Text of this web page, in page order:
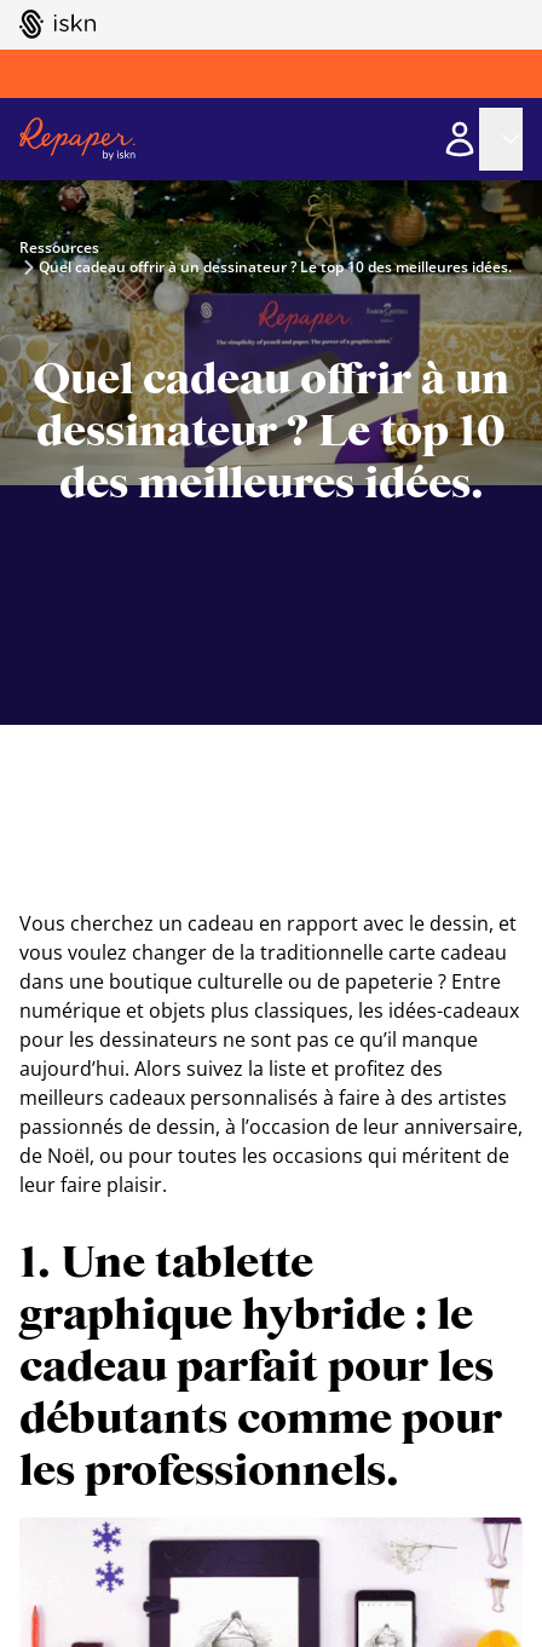
GO TO ISKN HOME
Ressources
Quel cadeau offrir à un dessinateur ? Le top 10 des meilleures idées.
Quel cadeau offrir à un
dessinateur ? Le top 10
des meilleures idées.
Vous cherchez un cadeau en rapport avec le dessin, et
vous voulez changer de la traditionnelle carte cadeau
dans une boutique culturelle ou de papeterie ? Entre
numérique et objets plus classiques, les idées-cadeaux
pour les dessinateurs ne sont pas ce qu’il manque
aujourd’hui. Alors suivez la liste et profitez des
meilleurs cadeaux personnalisés à faire à des artistes
passionnés de dessin, à l’occasion de leur anniversaire,
de Noël, ou pour toutes les occasions qui méritent de
leur faire plaisir.
1. Une tablette
graphique hybride : le
cadeau parfait pour les
débutants comme pour
les professionnels.